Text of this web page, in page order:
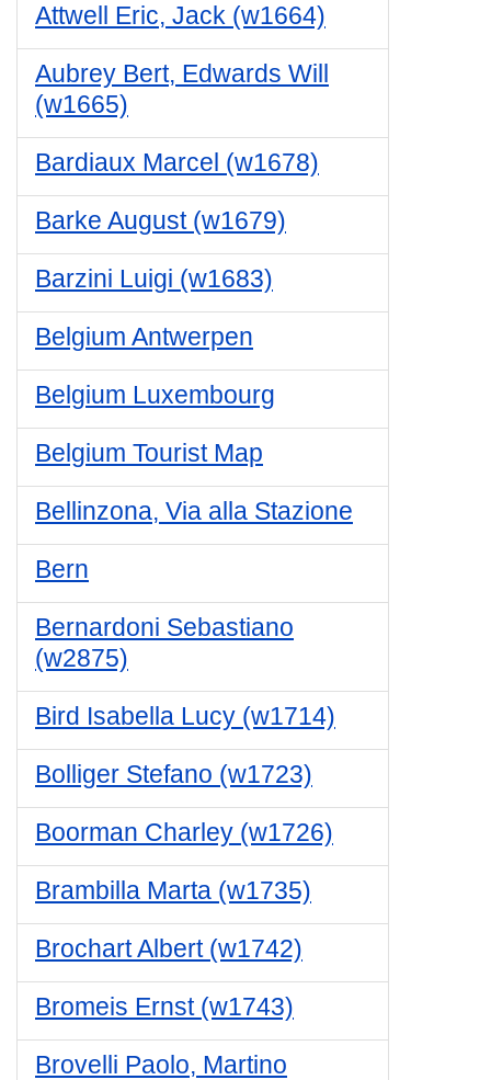
Attwell Eric, Jack (w1664)
Aubrey Bert, Edwards Will
(w1665)
Bardiaux Marcel (w1678)
Barke August (w1679)
Barzini Luigi (w1683)
Belgium Antwerpen
Belgium Luxembourg
Belgium Tourist Map
Bellinzona, Via alla Stazione
Bern
Bernardoni Sebastiano
(w2875)
Bird Isabella Lucy (w1714)
Bolliger Stefano (w1723)
Boorman Charley (w1726)
Brambilla Marta (w1735)
Brochart Albert (w1742)
Bromeis Ernst (w1743)
Brovelli Paolo, Martino